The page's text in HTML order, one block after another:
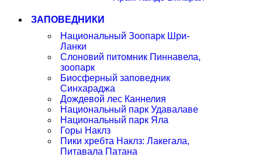
ЗАПОВЕДНИКИ
Национальный Зоопарк Шри-
Ланки
Слоновий питомник Пиннавела,
зоопарк
Биосферный заповедник
Синхараджа
Дождевой лес Каннелия
Национальный парк Удавалаве
Национальный парк Яла
Горы Наклз
Пики хребта Наклз: Лакегала,
Питавала Патана